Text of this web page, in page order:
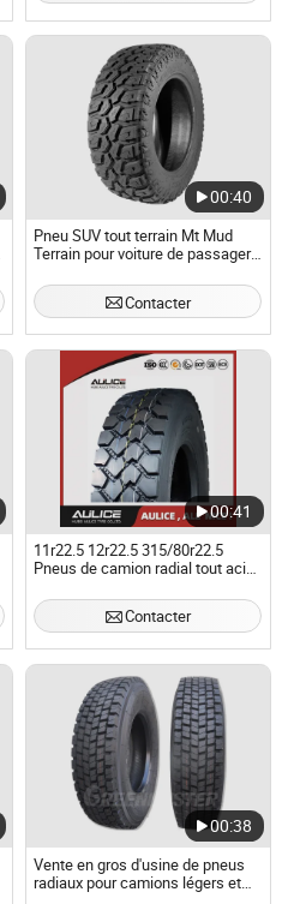
00:40
Pneu SUV tout terrain Mt Mud
Terrain pour voiture de passagers
Saferich Lt pneu TBR 33*12.5r18
35*12.5r18
Contacter
00:41
11r22.5 12r22.5 315/80r22.5
Pneus de camion radial tout acier,
de pneus Usine de Chine Marché
Pneus de camion lourd Pneus
Contacter
00:38
Vente en gros d'usine de pneus
radiaux pour camions légers et